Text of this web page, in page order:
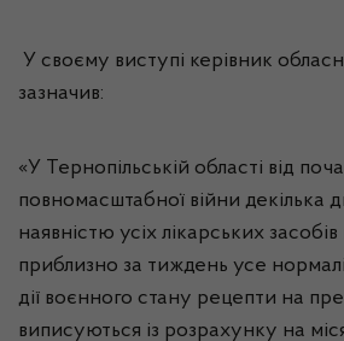
У своєму виступі керівник
зазначив:
«У Тернопільській області від
повномасштабної війни декілька
наявністю усіх лікарських
приблизно за тиждень усе
дії воєнного стану рецепти на
виписуються із розрахунку на